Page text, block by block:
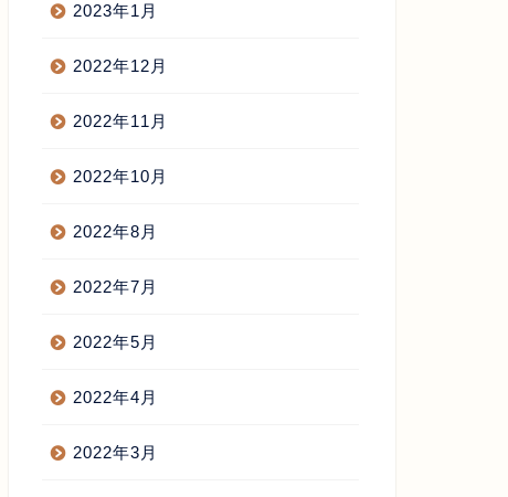
2023年1月
2022年12月
2022年11月
2022年10月
2022年8月
2022年7月
2022年5月
2022年4月
2022年3月